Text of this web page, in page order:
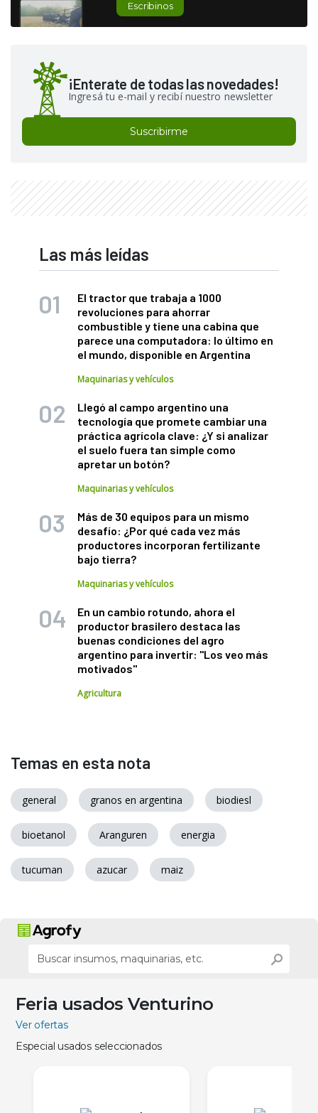
Escribinos
¡Enterate de todas las novedades!
Ingresá tu e-mail y recibí nuestro newsletter
Suscribirme
Las más leídas
El tractor que trabaja a 1000
revoluciones para ahorrar
combustible y tiene una cabina que
parece una computadora: lo último en
el mundo, disponible en Argentina
Maquinarias y vehículos
Llegó al campo argentino una
tecnología que promete cambiar una
práctica agrícola clave: ¿Y si analizar
el suelo fuera tan simple como
apretar un botón?
Maquinarias y vehículos
Más de 30 equipos para un mismo
desafío: ¿Por qué cada vez más
productores incorporan fertilizante
bajo tierra?
Maquinarias y vehículos
En un cambio rotundo, ahora el
productor brasilero destaca las
buenas condiciones del agro
argentino para invertir: "Los veo más
motivados"
Agricultura
Temas en esta nota
general granos en argentina biodiesl
bioetanol Aranguren energia
tucuman azucar maiz
Feria usados Venturino
Ver ofertas
Especial usados seleccionados